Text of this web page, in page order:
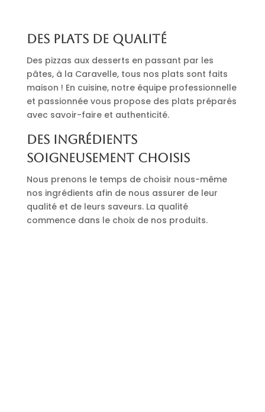
Des plats de qualité
Des pizzas aux desserts en passant par les
pâtes, à la Caravelle, tous nos plats sont faits
maison ! En cuisine, notre équipe professionnelle
et passionnée vous propose des plats préparés
avec savoir-faire et authenticité.
Des ingrédients
soigneusement choisis
Nous prenons le temps de choisir nous-même
nos ingrédients afin de nous assurer de leur
qualité et de leurs saveurs. La qualité
commence dans le choix de nos produits.